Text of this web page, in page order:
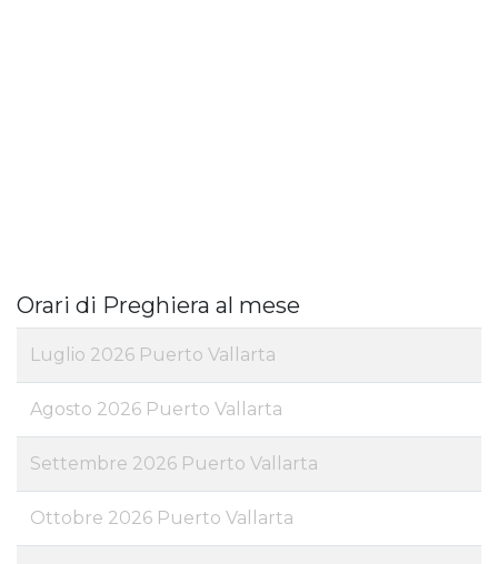
Orari di Preghiera al mese
Luglio 2026 Puerto Vallarta
Agosto 2026 Puerto Vallarta
Settembre 2026 Puerto Vallarta
Ottobre 2026 Puerto Vallarta